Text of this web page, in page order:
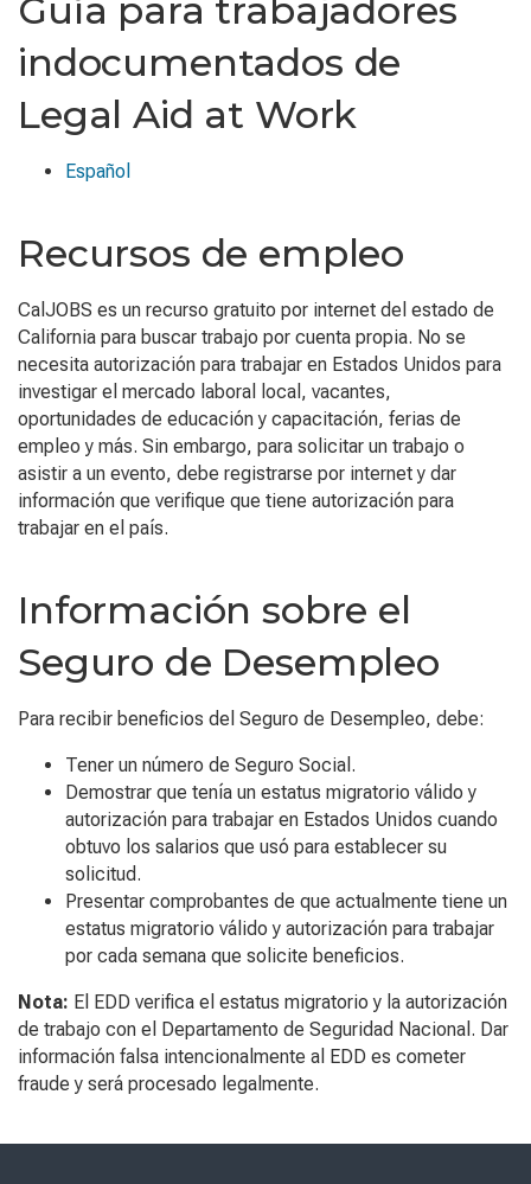
Guía para trabajadores
indocumentados de
Legal Aid at Work
Español
Recursos de empleo
CalJOBS es un recurso gratuito por internet del estado de
California para buscar trabajo por cuenta propia. No se
necesita autorización para trabajar en Estados Unidos para
investigar el mercado laboral local, vacantes,
oportunidades de educación y capacitación, ferias de
empleo y más. Sin embargo, para solicitar un trabajo o
asistir a un evento, debe registrarse por internety dar
información que verifique que tiene autorización para
trabajar en el país.
Información sobre el
Seguro de Desempleo
Para recibir beneficios del Seguro de Desempleo, debe:
Tener un número de Seguro Social.
Demostrar que tenía un estatus migratorio válidoy
autorización para trabajar en Estados Unidos cuando
obtuvo los salarios que usó para establecer su
solicitud.
Presentar comprobantes de que actualmente tiene un
estatus migratorio vál idoy autorización para trabajar
por cada semana que solicite beneficios.
Nota: El EDD verifica el estatus migratorio y la autorización
de trabajo con el Departamento de Seguridad Nacional. Dar
información falsa intencional mente al EDD es cometer
fraude y será procesado legalmente.